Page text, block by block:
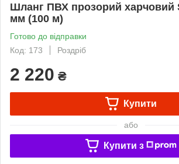
Шланг ПВХ прозорий харчовий
мм (100 м)
Готово до відправки
Код: 173
Роздріб
2 220 ₴
Купити
або
Купити з